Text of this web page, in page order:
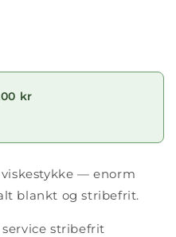
kr
— enorm
blankt og stribefrit.
stribefrit